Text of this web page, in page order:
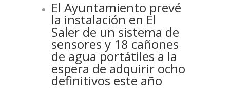
El Ayuntamiento prevé
la instalación en El
Saler de un sistema de
sensores y 18 cañones
de agua portátiles a la
espera de adquirir ocho
definitivos este año